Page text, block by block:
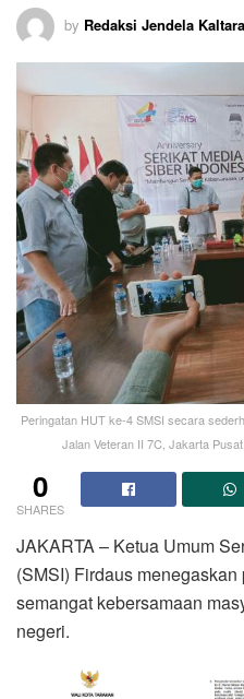
by Redaksi Jendela Kaltara
Peringatan HUT ke-4 SMSI secara
Jalan Veteran II 7C, Jakarta
0
SHARES
JAKARTA – Ketua Umum
(SMSI) Firdaus
semangat kebersamaan
negeri.